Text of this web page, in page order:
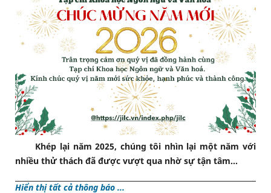
Khép lại năm 2025, chúng tôi nhìn lại một năm với
nhiều thử thách đã được vượt qua nhờ sự tận tâm...
Hiển thị tất cả thông báo ...